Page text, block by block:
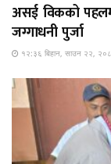
असई विकको
जग्गाधनी पुर्जा
१२:३६ बिहान, साउन २२,